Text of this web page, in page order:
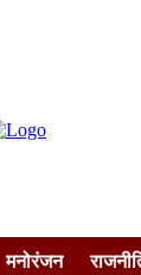
मनोरंजन